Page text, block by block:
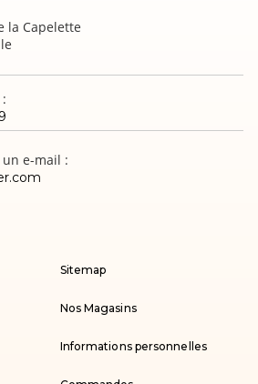
la Capelette
un e-mail :
Sitemap
Nos Magasins
Informations personnelles